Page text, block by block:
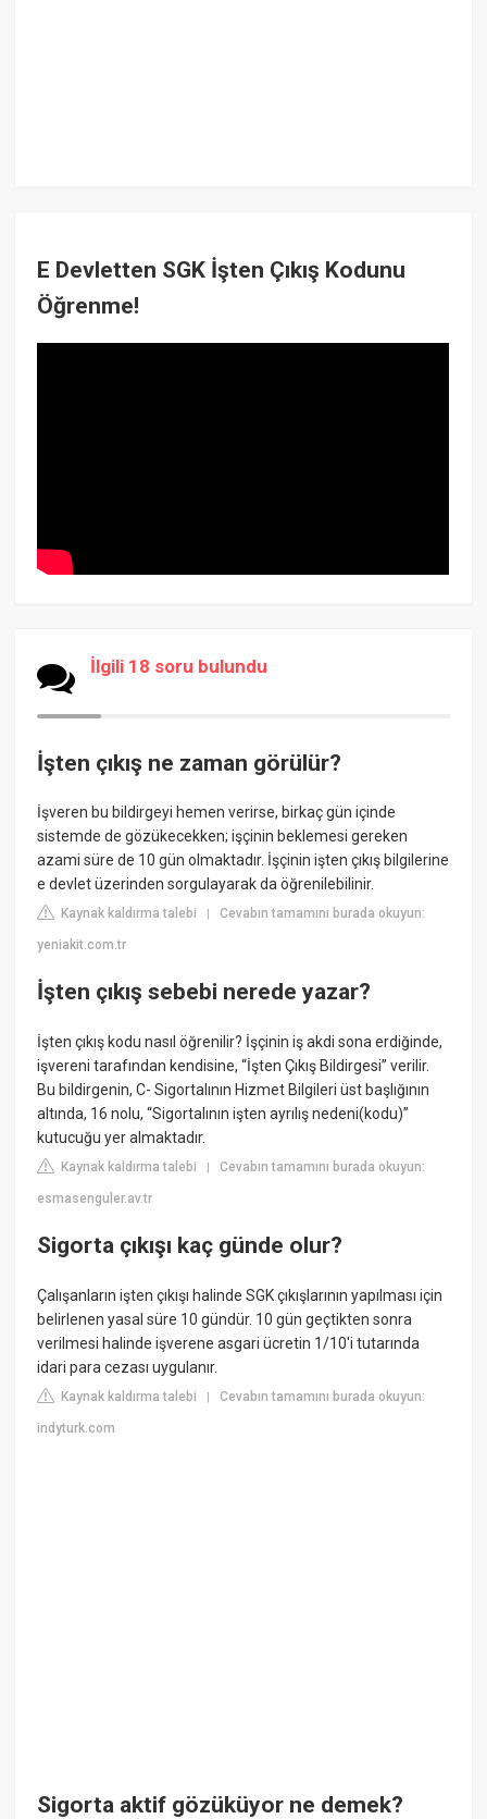
E Devletten SGK İşten Çıkış Kodunu
Öğrenme!
İlgili 18 soru bulundu
İşten çıkış ne zaman görülür?
İşveren bu bildirgeyi hemen verirse, birkaç gün içinde
sistemde de gözükecekken; işçinin beklemesi gereken
azami süre de 10 gün olmaktadır. İşçinin işten çıkış bilgilerine
e devlet üzerinden sorgulayarak da öğrenilebilinir.
Kaynak kaldırma talebi |Cevabın tamamını burada okuyun:
yeniakit.com.tr
İşten çıkış sebebi nerede yazar?
İşten çıkış kodu nasıl öğrenilir? İşçinin iş akdi sona erdiğinde,
işvereni tarafından kendisine, “İşten Çıkış Bildirgesi” verilir.
Bu bildirgenin, C- Sigortalının Hizmet Bilgileri üst başlığının
altında, 16 nolu, “Sigortalının işten ayrılış nedeni(kodu)”
kutucuğu yer almaktadır.
Kaynak kaldırma talebi |Cevabın tamamını burada okuyun:
esmasenguler.av.tr
Sigorta çıkışı kaç günde olur?
Çalışanların işten çıkışı halinde SGK çıkışlarının yapılması için
belirlenen yasal süre 10 gündür. 10 gün geçtikten sonra
verilmesi halinde işverene asgari ücretin 1/10'i tutarında
idari para cezası uygulanır.
Kaynak kaldırma talebi |Cevabın tamamını burada okuyun:
indyturk.com
Sigorta aktif gözüküyor ne demek?